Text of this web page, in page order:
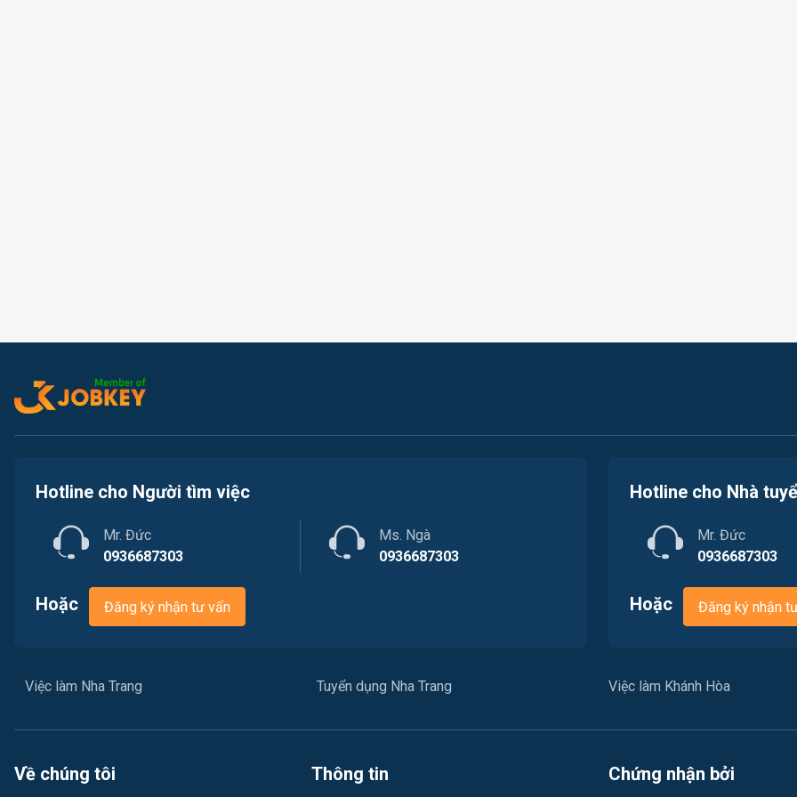
Hotline cho Người tìm việc
Mr. Đức
0936687303
Ms. Ngà
0936687303
Hoặc Đăng ký nhận tư vấn
Hotline cho Nhà
Mr. Đức
0936687303
Hoặc Đăng ký nhận
Việc làm Nha Trang Tuyển dụng Nha Trang Việc làm Khánh Hòa
Về chúng tôi Thông tin Chứng nhận bởi